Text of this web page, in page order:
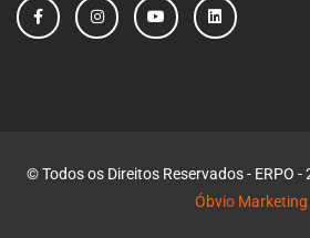
© Todos os Direitos Reservados - ERPO
Óbvio Marketing